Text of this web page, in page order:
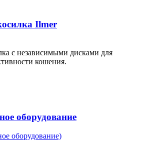
Ilmer
с независимыми дисками для
кошения.
оборудование
оборудование)